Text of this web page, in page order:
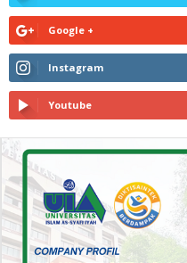
Google +
Instagram
Youtube